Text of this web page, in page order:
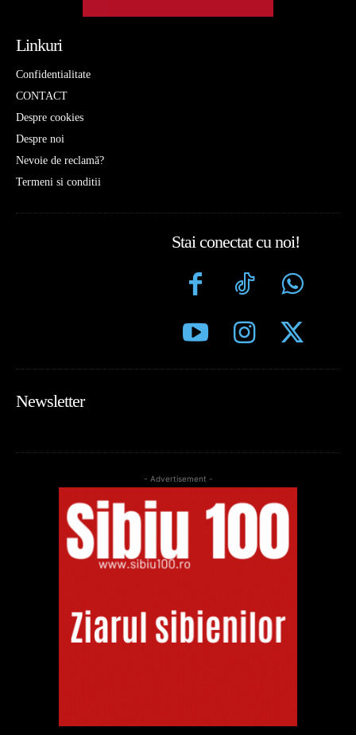
Linkuri
Confidentialitate
CONTACT
Despre cookies
Despre noi
Nevoie de reclamă?
Termeni si conditii
Stai conectat cu noi!
Newsletter
- Advertisement -